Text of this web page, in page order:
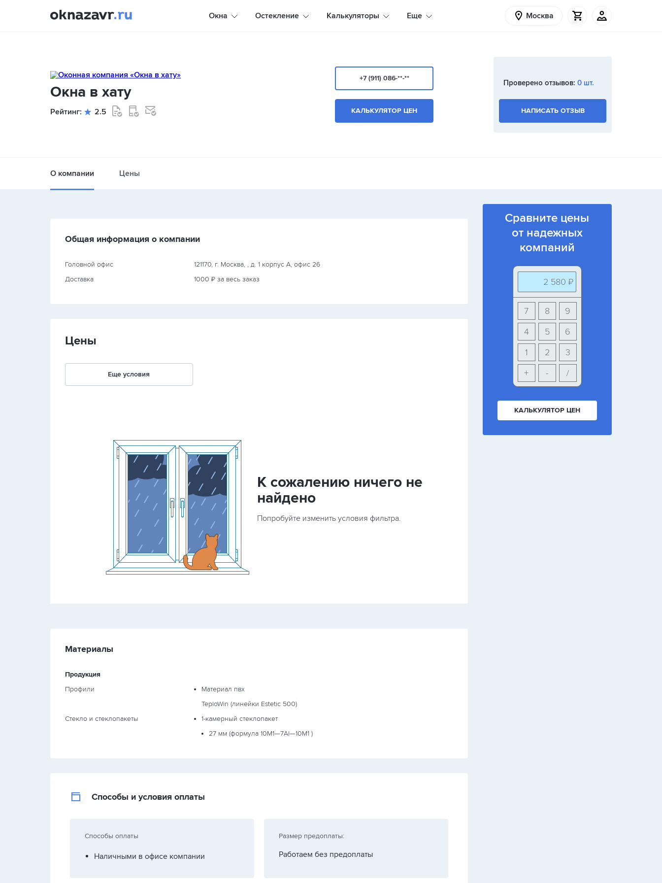
Окна Остекление Калькуляторы Еще Москва
Окна в хату
Рейтинг: 2.5
+7 (911) 086-**-**
КАЛЬКУЛЯТОР ЦЕН
Проверено отзывов: 0 шт.
НАПИСАТЬ ОТЗЫВ
О компании Цены
Общая информация о компании
Головной офис
121170, г. Москва, , д. 1 корпус А, офис 26
Доставка
1000 ₽ за весь заказ
Цены
Еще условия
К сожалению ничего не
найдено
Попробуйте изменить условия фильтра.
Материалы
Продукция
Профили
Материал пвх
TeploWin (линейки Estetic 500)
Стекло и стеклопакеты
1-камерный стеклопакет
27 мм (формула 10М1—7Al—10М1 )
Способы и условия оплаты
Способы оплаты
Наличными в офисе компании
Размер предоплаты:
Работаем без предоплаты
Сравните цены
от надежных
компаний
2 580 ₽
9
8
7
6
5
4
3
2
1
+
- /
КАЛЬКУЛЯТОР ЦЕН